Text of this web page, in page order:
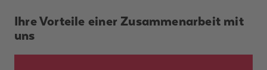
Ihre Vorteile einer Zusammenarbeit mit
uns